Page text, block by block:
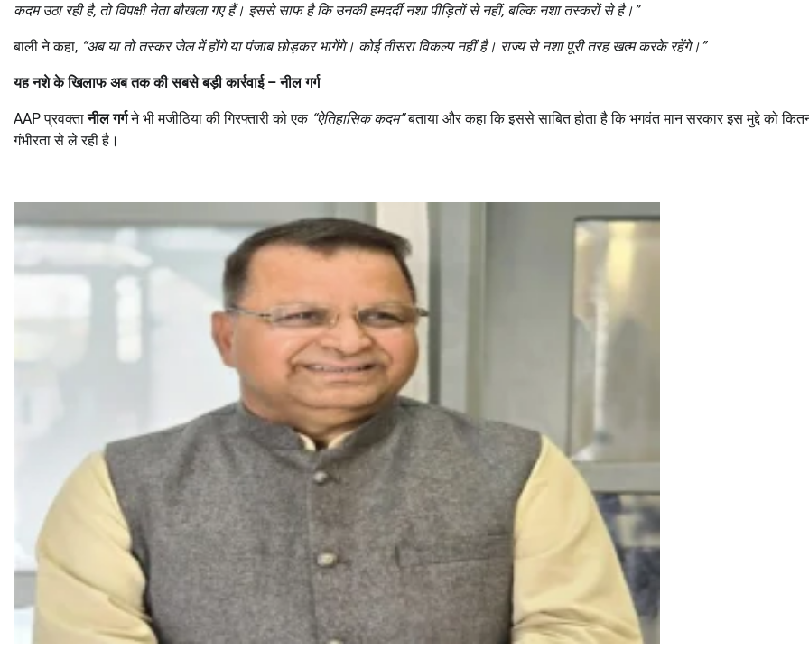
कदम उठा रही है, तो विपक्षी नेता बौखला गए हैं। इससे साफ है कि उनकी हमदर्दी नशा पीड़ितों से नहीं, बल्कि नशा तस्करों से है।”
बाली ने कहा, “अब या तो तस्कर जेल में होंगे या पंजाब छोड़कर भागेंगे। कोई तीसरा विकल्प नहीं है। राज्य से नशा पूरी तरह खत्म करके रहेंगे।”
यह नशे के खिलाफ अब तक की सबसे बड़ी कार्रवाई–नील गर्ग
AAP प्रवक्तानील गर्गने भी मजीठिया की गिरफ्तारी को एक “ऐतिहासिक कदम”बताया और कहा कि इससे साबित होता है कि भगवंत मान सरकार इस मुद्दे को
गंभीरता से ले रही है।